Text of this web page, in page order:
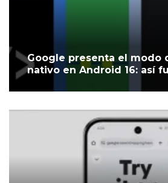
Google presenta el modo
nativo en Android 16: así